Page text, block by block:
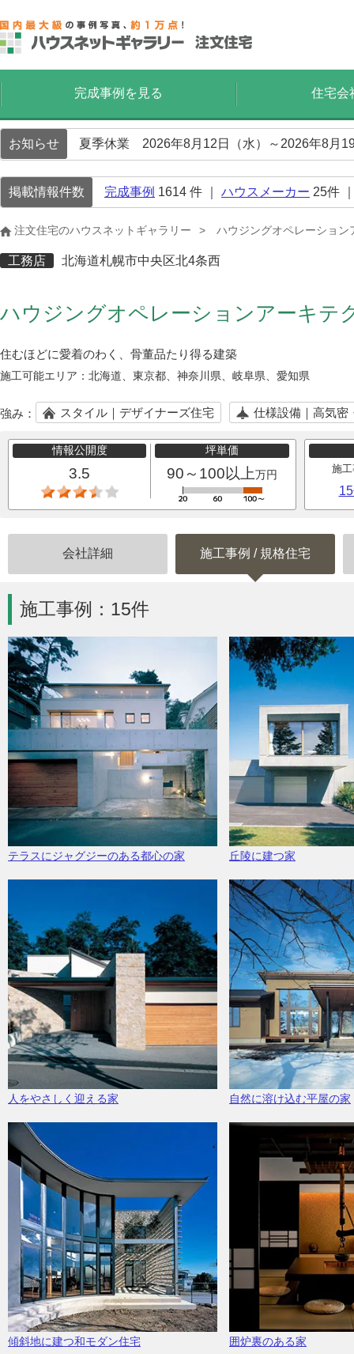
完成事例を見る 住宅会
お知らせ 夏季休業 2026年8月12日（水）～2026年8月
掲載情報件数 完成事例 1614 件 ｜ ハウスメーカー 25件
注文住宅のハウスネットギャラリー ハウジングオペレーション
工務店 北海道札幌市中央区北4条西
ハウジングオペレーションアーキテ
住むほどに愛着のわく、骨董品たり得る建築
施工可能エリア： 北海道、東京都、神奈川県、岐阜県、愛知県
強み： スタイル｜デザイナーズ住宅 仕様設備｜高気密
情報公開度
3.5
坪単価
90～100以上万円 施
会社詳細 施工事例 / 規格住宅
施工事例：15件
テラスにジャグジーのある都心の家 丘陵に建つ家
人をやさしく迎える家 自然に溶け込む平屋の家
傾斜地に建つ和モダン住宅 囲炉裏のある家